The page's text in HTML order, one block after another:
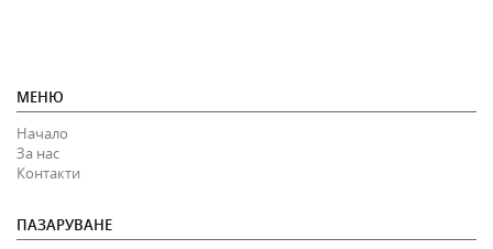
МЕНЮ
Начало
За нас
Контакти
ПАЗАРУВАНЕ